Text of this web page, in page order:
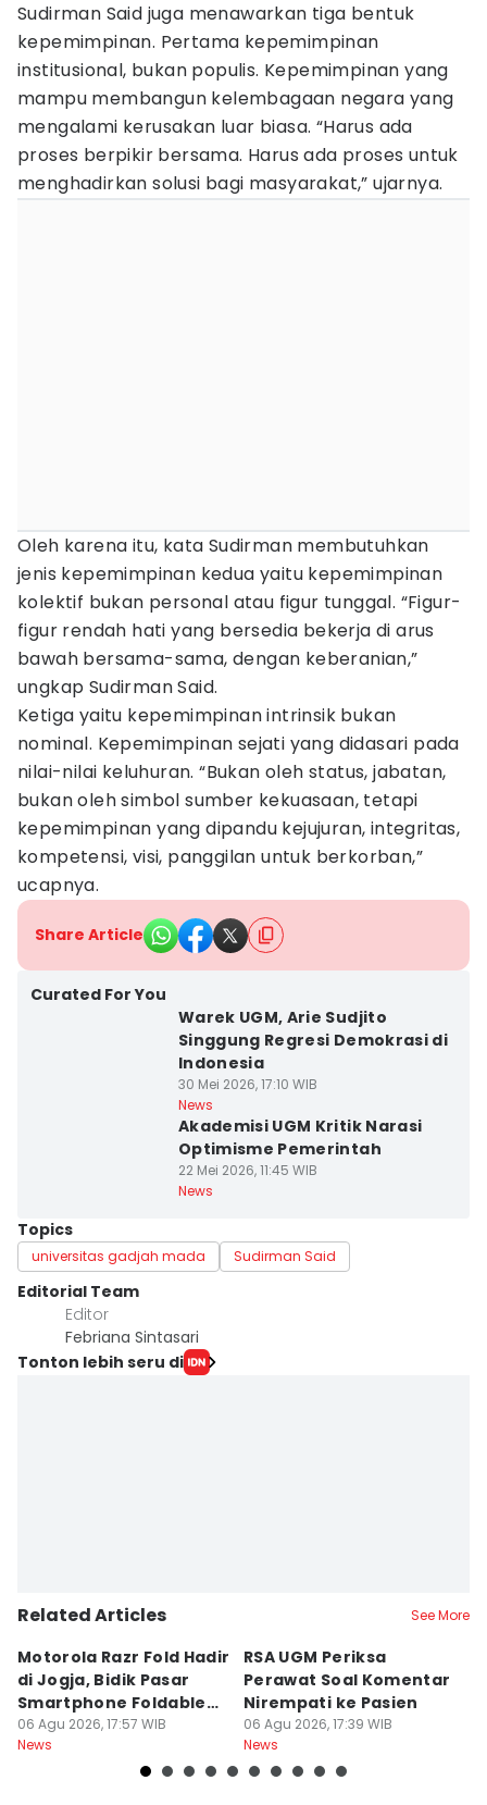
Sudirman Said juga menawarkan tiga bentuk
kepemimpinan. Pertama kepemimpinan
institusional, bukan populis. Kepemimpinan yang
mampu membangun kelembagaan negara yang
mengalami kerusakan luar biasa. “Harus ada
proses berpikir bersama. Harus ada proses untuk
menghadirkan solusi bagi masyarakat,” ujarnya.
Oleh karena itu, kata Sudirman membutuhkan
jenis kepemimpinan kedua yaitu kepemimpinan
kolektif bukan personal atau figur tunggal. “Figur-
figur rendah hati yang bersedia bekerja di arus
bawah bersama-sama, dengan keberanian,”
ungkap Sudirman Said.
Ketiga yaitu kepemimpinan intrinsik bukan
nominal. Kepemimpinan sejati yang didasari pada
nilai-nilai keluhuran. “Bukan oleh status, jabatan,
bukan oleh simbol sumber kekuasaan, tetapi
kepemimpinan yang dipandu kejujuran, integritas,
kompetensi, visi, panggilan untuk berkorban,”
ucapnya.
Share Article
Curated For You
Warek UGM, Arie Sudjito
Singgung Regresi Demokrasi di
Indonesia
30 Mei 2026, 17:10 WIB
News
Akademisi UGM Kritik Narasi
Optimisme Pemerintah
22 Mei 2026, 11:45 WIB
News
Topics
universitas gadjah mada Sudirman Said
Editorial Team
Editor
Febriana Sintasari
Tonton lebih seru di
Related Articles See More
Motorola Razr Fold Hadir
di Jogja, Bidik Pasar
Smartphone Foldable
Premium
06 Agu 2026, 17:57 WIB
News
RSA UGM Periksa
Perawat Soal Komentar
Nirempati ke Pasien
06 Agu 2026, 17:39 WIB
News